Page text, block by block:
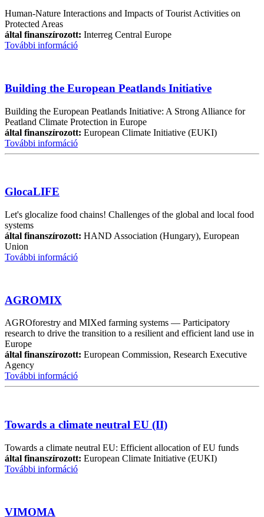
Human-Nature Interactions and Impacts of Tourist Activities on
Protected Areas
által finanszírozott: Interreg Central Europe
További információ
Building the European Peatlands Initiative
Building the European Peatlands Initiative: A Strong Alliance for
Peatland Climate Protection in Europe
által finanszírozott: European Climate Initiative (EUKI)
További információ
GlocaLIFE
Let's glocalize food chains! Challenges of the global and local food
systems
által finanszírozott: HAND Association (Hungary), European
Union
További információ
AGROMIX
AGROforestry and MIXed farming systems — Participatory
research to drive the transition to a resilient and efficient land use in
Europe
által finanszírozott: European Commission, Research Executive
Agency
További információ
Towards a climate neutral EU (II)
Towards a climate neutral EU: Efficient allocation of EU funds
által finanszírozott: European Climate Initiative (EUKI)
További információ
VIMOMA